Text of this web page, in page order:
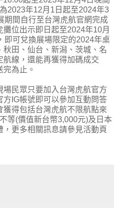
2023年12月1日起至2024年3
期間自行至台灣虎航官網完成
位出示即日起至2024年10月
即可兌換展場限定的2024年桌
田、仙台、新潟、茨城、名
線，還能再獲得加碼成交
為止。
民眾只要加入台灣虎航官方
IG帳號即可以參加互動問答
得包括台灣虎航不限航點來
等(價值新台幣3,000元)及日本
更多相關訊息請參見活動頁